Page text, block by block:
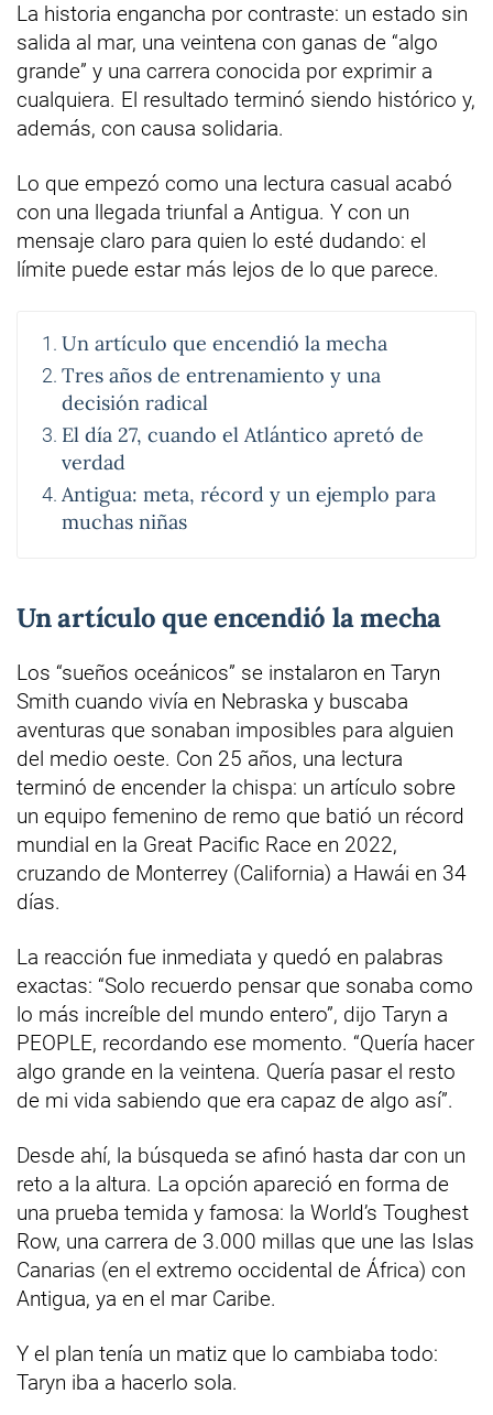
La historia engancha por contraste: un estado sin
salida al mar, una veintena con ganas de “algo
grande” y una carrera conocida por exprimir a
cualquiera. El resultado terminó siendo histórico y,
además, con causa solidaria.
Lo que empezó como una lectura casual acabó
con una llegada triunfal a Antigua. Y con un
mensaje claro para quien lo esté dudando: el
límite puede estar más lejos de lo que parece.
Un artículo que encendió la mecha
Tres años de entrenamiento y una
decisión radical
El día 27, cuando el Atlántico apretó de
verdad
Antigua: meta, récord y un ejemplo para
muchas niñas
Un artículo que encendió la mecha
Los “sueños oceánicos” se instalaron en Taryn
Smith cuando vivía en Nebraska y buscaba
aventuras que sonaban imposibles para alguien
del medio oeste. Con 25 años, una lectura
terminó de encender la chispa: un artículo sobre
un equipo femenino de remo que batió un récord
mundial en la Great Pacific Race en 2022,
cruzando de Monterrey (California) a Hawái en 34
días.
La reacción fue inmediata y quedó en palabras
exactas: “Solo recuerdo pensar que sonaba como
lo más increíble del mundo entero”, dijo Taryn a
PEOPLE, recordando ese momento. “Quería hacer
algo grande en la veintena. Quería pasar el resto
de mi vida sabiendo que era capaz de algo así”.
Desde ahí, la búsqueda se afinó hasta dar con un
reto a la altura. La opción apareció en forma de
una prueba temida y famosa: la World’s Toughest
Row, una carrera de 3.000 millas que une las Islas
Canarias (en el extremo occidental de África) con
Antigua, ya en el mar Caribe.
Y el plan tenía un matiz que lo cambiaba todo:
Taryn iba a hacerlo sola.